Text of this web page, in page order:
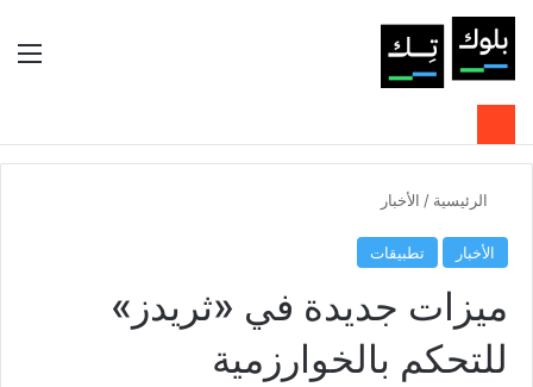
بحثالوضع
الرئيسية / الأخبار
الأخبار تطبيقات
ميزات جديدة في «ثريدز»
للتحكم بالخوارزمية